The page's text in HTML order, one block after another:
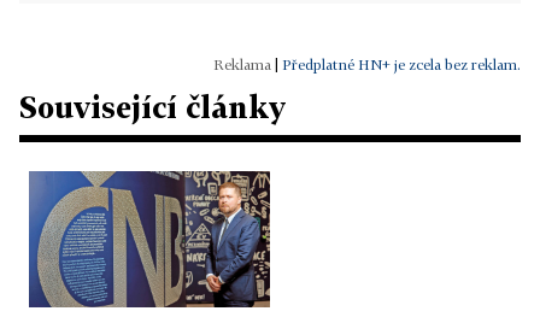
Předplatné HN+ je zcela bez reklam.
Související články